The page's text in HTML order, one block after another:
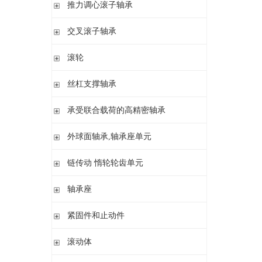
内圈 无润滑孔
与向心滚针轴承 组合使用
推力调心滚子轴承
推力调心滚子轴承
交叉滚子轴承
交叉滚子轴承
滚轮
支承型滚轮
球轴承滚轮
丝杠支撑轴承
推力角接触球轴承
密封组件 精密锁紧螺母
承受联合载荷的高精密轴承
推力/向心轴承
外球面轴承,轴承座单元
外球面轴承
链传动 惰轮轮齿单元
链传动 惰轮轮齿单元
轴承座
立式轴承座SNV,剖分用于带紧定套的圆锥孔轴承
立式轴承座S30,剖分适用于带紧定套的圆锥孔调心滚子轴承
紧固件和止动件
紧定套
滚动体